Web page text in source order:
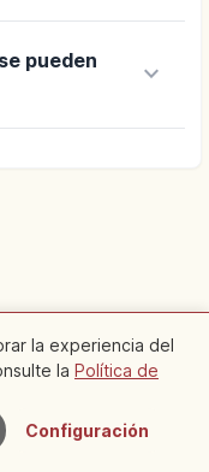
pueden
keyboard_arrow_down
Cercanos
la experiencia del
la Política de
Configuración